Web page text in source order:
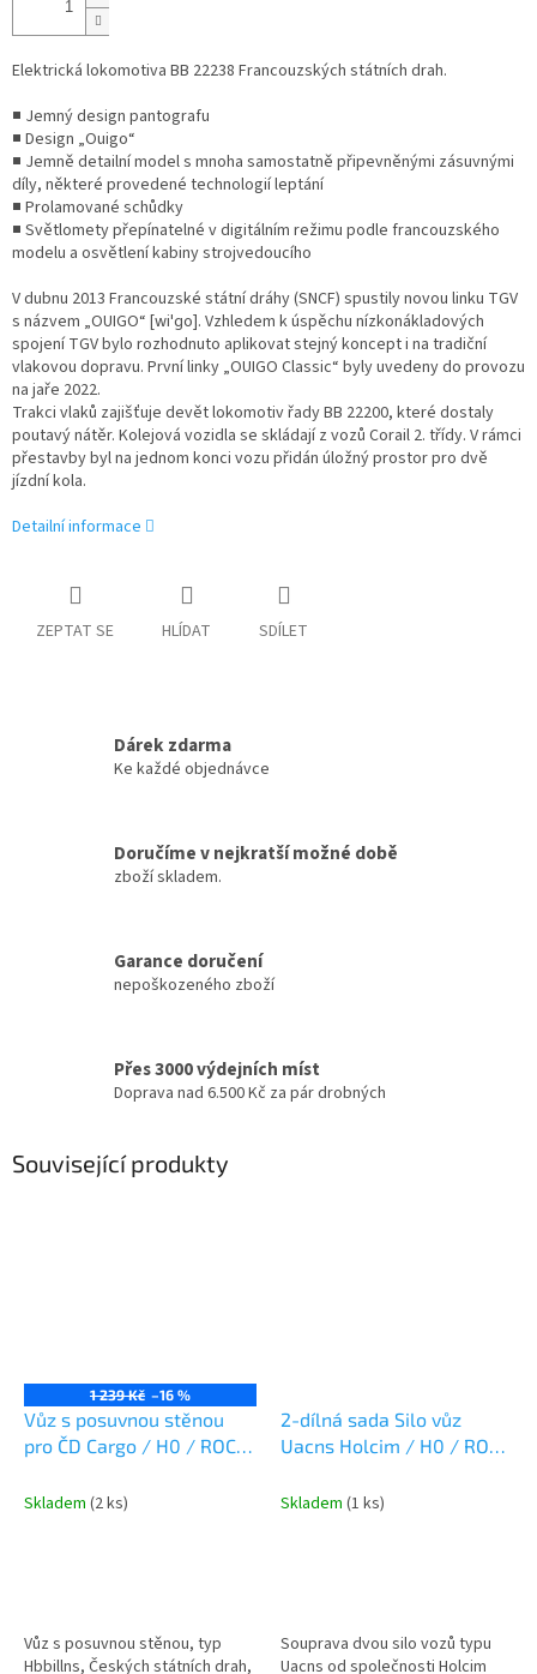
Elektrická lokomotiva BB 22238 Francouzských státních drah.
■ Jemný design pantografu
■ Design „Ouigo“
■ Jemně detailní model s mnoha samostatně připevněnými zásuvnými
díly, některé provedené technologií leptání
■ Prolamované schůdky
■ Světlomety přepínatelné v digitálním režimu podle francouzského
modelu a osvětlení kabiny strojvedoucího
V dubnu 2013 Francouzské státní dráhy (SNCF) spustily novou linku TGV
s názvem „OUIGO“ [wiˈɡo]. Vzhledem k úspěchu nízkonákladových
spojení TGV bylo rozhodnuto aplikovat stejný koncept i na tradiční
vlakovou dopravu. První linky „OUIGO Classic“ byly uvedeny do provozu
na jaře 2022.
Trakci vlaků zajišťuje devět lokomotiv řady BB 22200, které dostaly
poutavý nátěr. Kolejová vozidla se skládají z vozů Corail 2. třídy. V rámci
přestavby byl na jednom konci vozu přidán úložný prostor pro dvě
jízdní kola.
Detailní informace
ZEPTAT SE HLÍDAT SDÍLET
Dárek zdarma
Ke každé objednávce
Doručíme v nejkratší možné době
zboží skladem.
Garance doručení
nepoškozeného zboží
Přes 3000 výdejních míst
Doprava nad 6.500 Kč za pár drobných
Související produkty
1 239 Kč –16 %
Vůz s posuvnou stěnou
pro ČD Cargo / H0 / ROCO
Skladem (2 ks)
Vůz s posuvnou stěnou, typ
Hbbillns, Českých státních drah,
2-dílná sada Silo vůz
Uacns Holcim / H0 / ROCO
Skladem (1 ks)
Souprava dvou silo vozů typu
Uacns od společnosti Holcim